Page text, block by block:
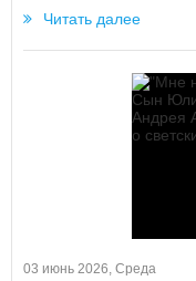
Читать далее
03 июнь 2026, Среда